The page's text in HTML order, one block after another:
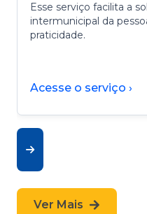
Esse serviço facilita a
intermunicipal da
praticidade.
Acesse o serviço ›
Ver Mais